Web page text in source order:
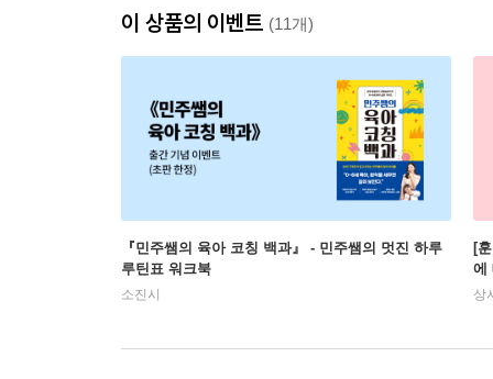
이 상품의 이벤트 (11개)
『민주쌤의 육아 코칭 백과』 - 민주쌤의 멋진 하루
루틴표 워크북
소진시
[
에
상